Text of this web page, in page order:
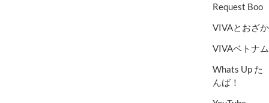
Request Boo
VIVAとおざか
VIVAベトナム
Whats Up た
んば！